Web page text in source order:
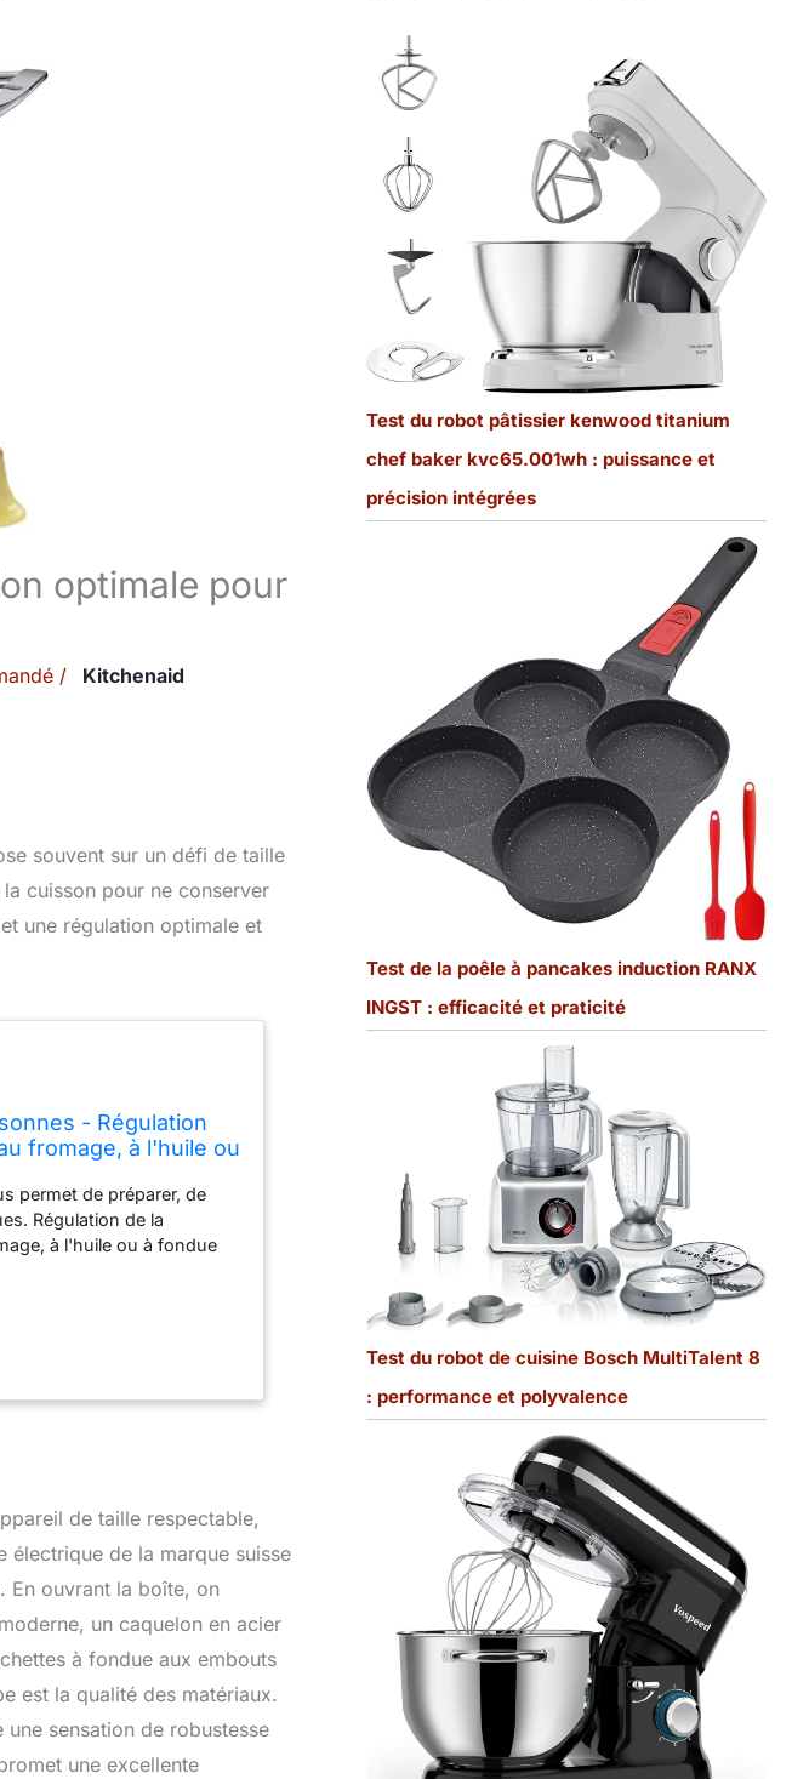
optimale pour
/
Kitchenaid
souvent sur un défi de taille
cuisson pour ne conserver
une régulation optimale et
- Régulation
fromage, à l'huile ou
permet de préparer, de
Régulation de la
à l'huile ou à fondue
à la délicieuse
à fondue Spring en
maximum dans la
sert en même temps de
de remplissage fastidieux
soirée fondue parfaite.
populaire pour Noël
de taille respectable,
électrique de la marque suisse
En ouvrant la boîte, on
un caquelon en acier
à fondue aux embouts
est la qualité des matériaux.
une sensation de robustesse
une excellente
Test du robot pâtissier kenwood titanium
chef baker kvc65.001wh : puissance et
précision intégrées
Test de la poêle à pancakes induction RANX
INGST : efficacité et praticité
Test du robot de cuisine Bosch MultiTalent 8
: performance et polyvalence